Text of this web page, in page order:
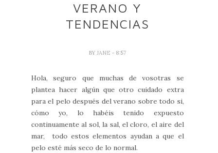
VERANO Y
TENDENCIAS
BYJANE - 8:57
Hola, seguro que muchas de vosotras se
plantea hacer algún que otro cuidado extra
para el pelo después del verano sobre todo si,
cómo yo, lo habéis tenido expuesto
continuamente al sol, la sal, el cloro, el aire del
mar, todo estos elementos ayudan a que el
pelo esté más seco de lo normal.